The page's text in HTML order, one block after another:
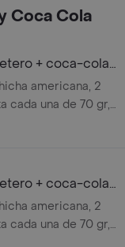
Coca Cola
+ coca-cola
americana, 2
cada una de 70 gr,
gratinado, papa
+ coca-cola
americana, 2
cada una de 70 gr,
gratinado, papa